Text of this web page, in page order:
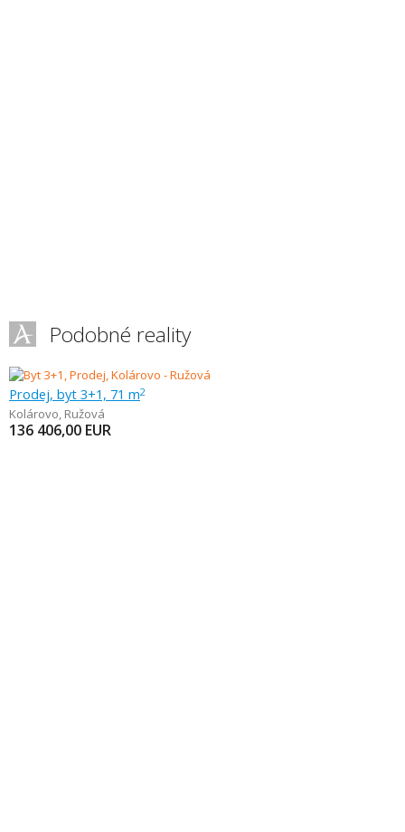
Podobné reality
Prodej, byt 3+1, 71 m2
Kolárovo, Ružová
136 406,00 EUR